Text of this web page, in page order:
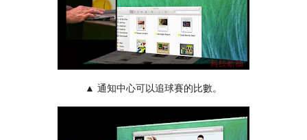
▲ 通知中心可以追球賽的比數。